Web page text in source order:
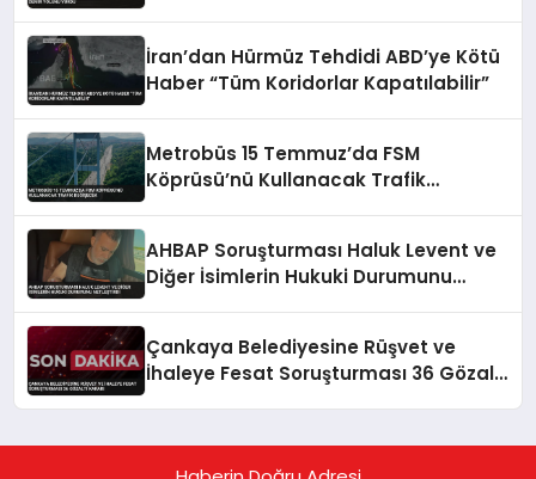
İran’dan Hürmüz Tehdidi ABD’ye Kötü
Haber “Tüm Koridorlar Kapatılabilir”
Metrobüs 15 Temmuz’da FSM
Köprüsü’nü Kullanacak Trafik
AHBAP Soruşturması Haluk Levent ve
Diğer İsimlerin Hukuki Durumunu
Çankaya Belediyesine Rüşvet ve
İhaleye Fesat Soruşturması 36 Gözaltı